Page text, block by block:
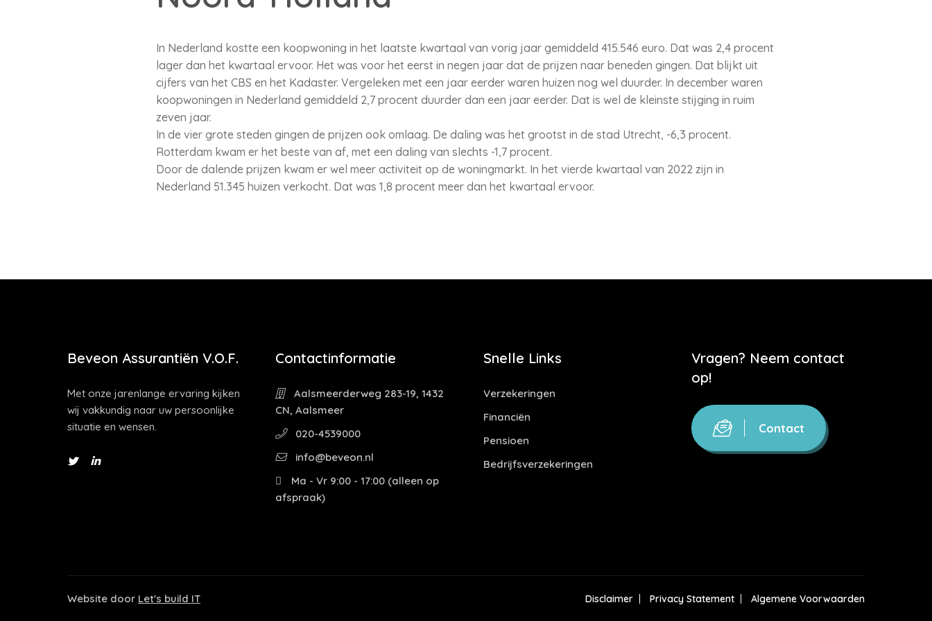
In Nederland kostte een koopwoning in het laatste kwartaal van vorig jaar gemiddeld 415.546 euro. Dat was 2,4 procent
lager dan het kwartaal ervoor. Het was voor het eerst in negen jaar dat de prijzen naar beneden gingen. Dat blijkt uit
cijfers van het CBS en het Kadaster. Vergeleken met een jaar eerder waren huizen nog wel duurder. In december waren
koopwoningen in Nederland gemiddeld 2,7 procent duurder dan een jaar eerder. Dat is wel de kleinste stijging in ruim
zeven jaar.
In de vier grote steden gingen de prijzen ook omlaag. De daling was het grootst in de stad Utrecht, -6,3 procent.
Rotterdam kwam er het beste van af, met een daling van slechts -1,7 procent.
Door de dalende prijzen kwam er wel meer activiteit op de woningmarkt. In het vierde kwartaal van 2022 zijn in
Nederland 51.345 huizen verkocht. Dat was 1,8 procent meer dan het kwartaal ervoor.
Beveon Assurantiën V.O.F.
Met onze jarenlange ervaring kijken
wij vakkundig naar uw persoonlijke
situatie en wensen.
Contactinformatie
Aalsmeerderweg 283-19, 1432
CN, Aalsmeer
020-4539000
info@beveon.nl
Ma - Vr 9:00 - 17:00 (alleen op
afspraak)
Snelle Links
Verzekeringen
Financiën
Pensioen
Bedrijfsverzekeringen
Vragen? Neem contact
op!
Contact
Website door Let's build IT Disclaimer Privacy Statement Algemene Voorwaarden